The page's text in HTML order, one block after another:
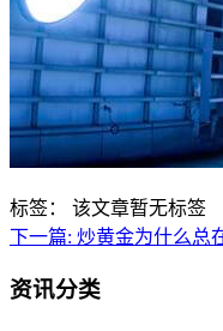
标签：
该文章暂无标签
下一篇: 炒黄金为什么总
资讯分类